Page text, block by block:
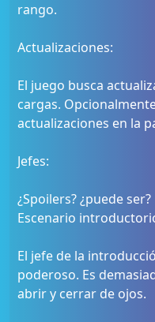
rango.
Actualizaciones:
El juego busca
cargas.
actualizaciones en la
Jefes:
¿Spoilers? ¿puede ser?
Escenario
El jefe de la
poderoso. Es
abrir y cerrar de ojos.